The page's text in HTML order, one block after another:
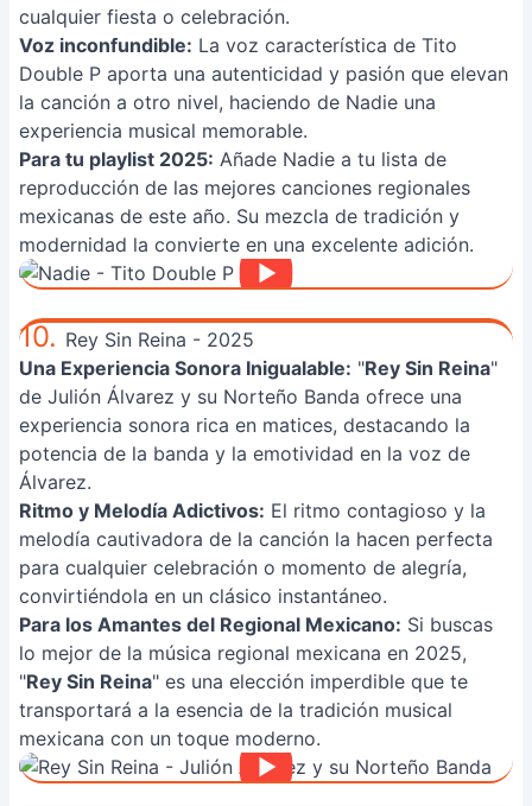
cualquier fiesta o celebración.
Voz inconfundible: La voz característica de Tito
Double P aporta una autenticidad y pasión que elevan
la canción a otro nivel, haciendo de Nadie una
experiencia musical memorable.
Para tu playlist 2025: Añade Nadie a tu lista de
reproducción de las mejores canciones regionales
mexicanas de este año. Su mezcla de tradición y
modernidad la convierte en una excelente adición.
10. Rey Sin Reina - 2025
Una Experiencia Sonora Inigualable: "Rey Sin Reina"
de Julión Álvarez y su Norteño Banda ofrece una
experiencia sonora rica en matices, destacando la
potencia de la banda y la emotividad en la voz de
Álvarez.
Ritmo y Melodía Adictivos: El ritmo contagioso y la
melodía cautivadora de la canción la hacen perfecta
para cualquier celebración o momento de alegría,
convirtiéndola en un clásico instantáneo.
Para los Amantes del Regional Mexicano: Si buscas
lo mejor de la música regional mexicana en 2025,
"Rey Sin Reina" es una elección imperdible que te
transportará a la esencia de la tradición musical
mexicana con un toque moderno.